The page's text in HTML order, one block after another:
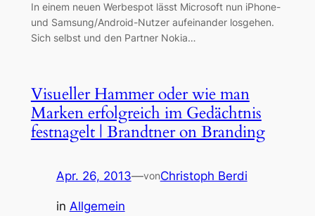
In einem neuen Werbespot lässt Microsoft nun iPhone-
und Samsung/Android-Nutzer aufeinander losgehen.
Sich selbst und den Partner Nokia…
Visueller Hammer oder wie man
Marken erfolgreich im Gedächtnis
festnagelt | Brandtner on Branding
Apr. 26, 2013—vonChristoph Berdi
in Allgemein